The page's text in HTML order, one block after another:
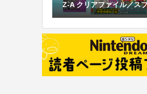
Z-A クリアファイル／ス